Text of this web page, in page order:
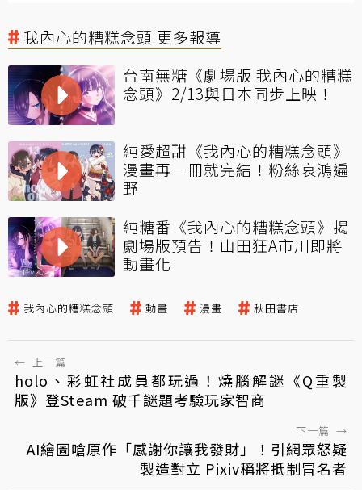
我內心的糟糕念頭 更多報導
台南無糖《劇場版 我內心的糟糕
念頭》2/13與日本同步上映！
純愛超甜《我內心的糟糕念頭》
漫畫再一冊就完結！粉絲哀鴻遍
野
純糖番《我內心的糟糕念頭》揭
劇場版預告！山田狂A市川即將
動畫化
我內心的糟糕念頭 動畫 漫畫 秋田書店
← 上一篇
holo、彩虹社成員都玩過！燒腦解謎《Q重製
版》登Steam 破千謎題考驗玩家智商
下一篇 →
AI繪圖嗆原作「感謝你讓我發財」！引網眾怒疑
製造對立 Pixiv稱將抵制冒名者